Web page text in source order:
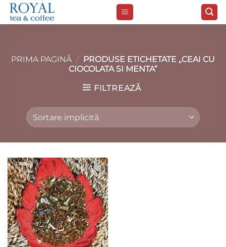
Skip
PRIMA PAGINĂ / PRODUSE ETICHETATE „CEAI CU
CIOCOLATA SI MENTA”
FILTREAZĂ
Add to
wishlist